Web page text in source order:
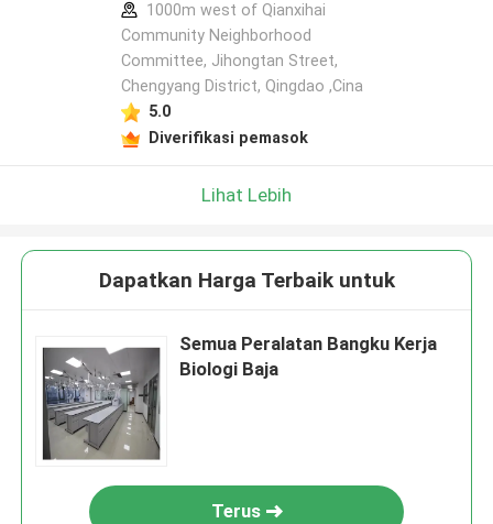
1000m west of Qianxihai
Community Neighborhood
Committee, Jihongtan Street,
Chengyang District, Qingdao ,Cina
5.0
Diverifikasi pemasok
Lihat Lebih
Dapatkan Harga Terbaik untuk
Semua Peralatan Bangku Kerja
Biologi Baja
Terus